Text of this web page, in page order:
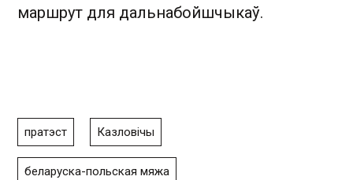
маршрут для дальнабойшчыкаў.
пратэст Казловічы
беларуска-польская мяжа